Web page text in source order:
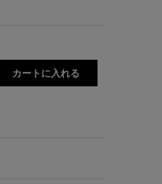
カートに入れる